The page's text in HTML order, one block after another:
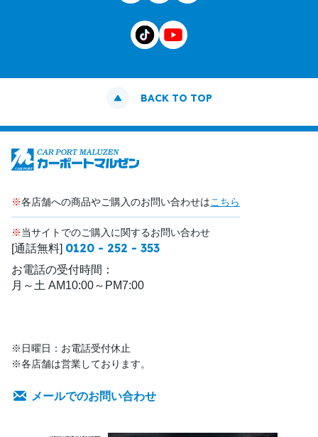
BACK TO TOP
※各店舗への商品やご購入のお問い合わせはこちら
※当サイトでのご購入に関するお問い合わせ
[通話無料] 0120 - 252 - 353
お電話の受付時間：
月～土 AM10:00～PM7:00
※日曜日：お電話受付休止
※各店舗は営業しております。
メールでのお問い合わせ